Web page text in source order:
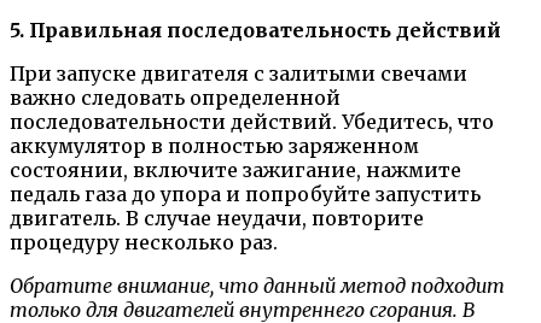
5. Правильная последовательность действий
При запуске двигателя с залитыми свечами
важно следовать определенной
последовательности действий. Убедитесь, что
аккумулятор в полностью заряженном
состоянии, включите зажигание, нажмите
педаль газа до упора и попробуйте запустить
двигатель. В случае неудачи, повторите
процедуру несколько раз.
Обратите внимание, что данный метод подходит
только для двигателей внутреннего сгорания. В